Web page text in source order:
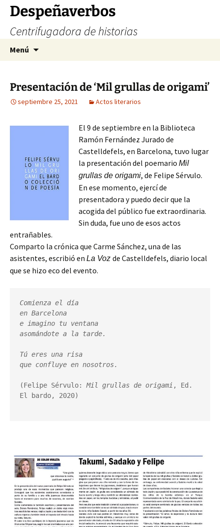
Saltar
contenido
Despeñaverbos
Centrifugadora de historias
Menú
Presentación de ‘Mil grullas de origami’
septiembre 25, 2021 Actos literarios
El 9 de septiembre en la Biblioteca
Ramón Fernández Jurado de
Castelldefels, en Barcelona, tuvo lugar
la presentación del poemario Mil
grullas de origami, de Felipe Sérvulo.
En ese momento, ejercí de
presentadora y puedo decir que la
acogida del público fue extraordinaria.
Sin duda, fue uno de esos actos
entrañables.
Comparto la crónica que Carme Sánchez, una de las
asistentes, escribió en La Voz de Castelldefels, diario local
que se hizo eco del evento.
Comienza el día
en Barcelona
e imagino tu ventana
asomándote a la tarde.
Tú eres una risa
(Felipe Sérvulo: Mil grullas de origami , Ed.
El bardo, 2020)